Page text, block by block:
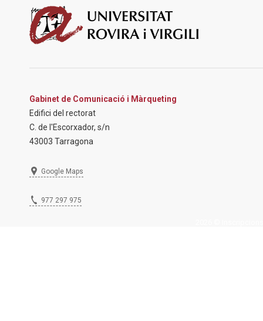
Gabinet de Comunicació i Màrqueting
Edifici del rectorat
C. de l'Escorxador, s/n
43003 Tarragona
Google Maps
977 297 975